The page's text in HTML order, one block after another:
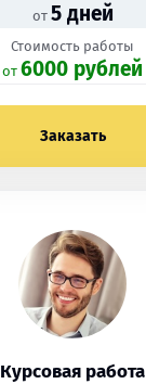
от 5 дней
Стоимость работы
oт 6000 рублей
Заказать
Курсовая работа